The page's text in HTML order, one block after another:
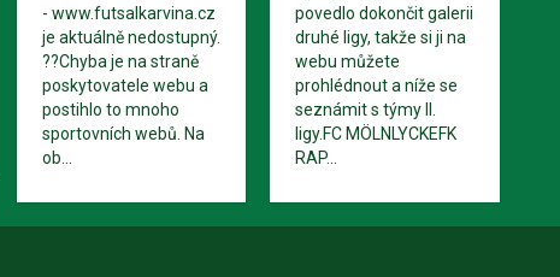
- www.futsalkarvina.cz
je aktuálně nedostupný.
??Chyba je na straně
poskytovatele webu a
postihlo to mnoho
sportovních webů. Na
ob...
povedlo dokončit galerii
druhé ligy, takže si ji na
webu můžete
prohlédnout a níže se
seznámit s týmy II.
ligy.FC MÖLNLYCKEFK
RAP...